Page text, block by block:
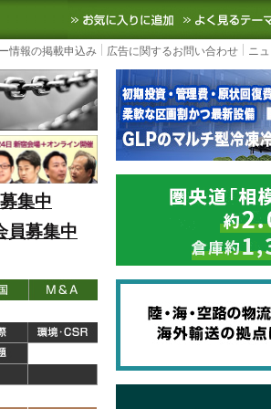
など国内外の最新の物流ニュースをお
お気に入りに
情報の掲載申込み 広告に関するお問い合わせ ニ
集中
員募集中